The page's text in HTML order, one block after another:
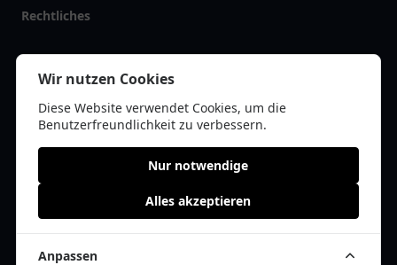
Rechtliches
Impressum
Datenschutz
Kontakt
© 2026 tanklist.de | Alle Rechte vorbehalten | * =Affiliate-Links /
Cookie Einwilligung anpassen
Wir nutzen Cookies
Diese Website verwendet Cookies, um die
Benutzerfreundlichkeit zu verbessern.
Nur notwendige
Alles akzeptieren
Anpassen